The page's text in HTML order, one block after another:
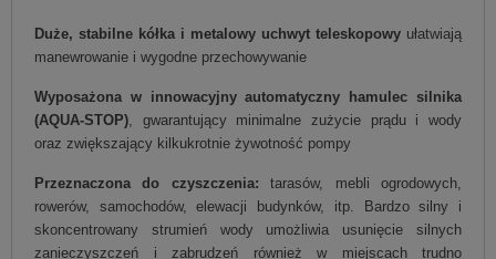
Duże, stabilne kółka i metalowy uchwyt teleskopowy ułatwiają
manewrowanie i wygodne przechowywanie
Wyposażona w innowacyjny automatyczny hamulec silnika
(AQUA-STOP​) , gwarantujący minimalne zużycie prądu i wody
oraz zwiększający kilkukrotnie żywotność pompy
Przeznaczona do czyszczenia: tarasów, mebli ogrodowych,
rowerów, samochodów, elewacji budynków, itp. Bardzo silny i
skoncentrowany strumień wody umożliwia usunięcie silnych
zanieczyszczeń i zabrudzeń również w miejscach trudno